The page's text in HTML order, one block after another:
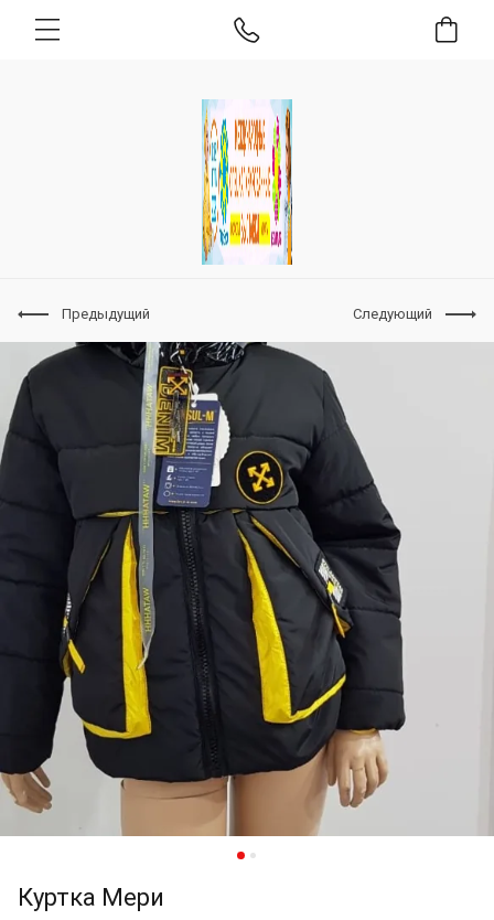
Предыдущий Следующий
Куртка Мери